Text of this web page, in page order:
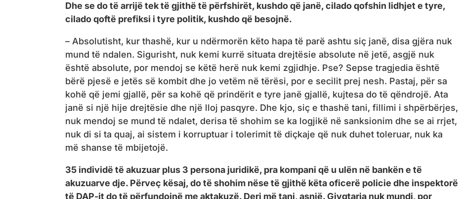
Dhe se do të arrijë tek të gjithë të përfshirët, kushdo që janë, cilado qofshin lidhjet e tyre,
cilado qoftë prefiksi i tyre politik, kushdo që besojnë.
– Absolutisht, kur thashë, kur u ndërmorën këto hapa të parë ashtu siç janë, disa gjëra nuk
mund të ndalen. Sigurisht, nuk kemi kurrë situata drejtësie absolute në jetë, asgjë nuk
është absolute, por mendoj se këtë herë nuk kemi zgjidhje. Pse? Sepse tragjedia është
bërë pjesë e jetës së kombit dhe jo vetëm në tërësi, por e secilit prej nesh. Pastaj, për sa
kohë që jemi gjallë, për sa kohë që prindërit e tyre janë gjallë, kujtesa do të qëndrojë. Ata
janë si një hije drejtësie dhe një lloj pasqyre. Dhe kjo, siç e thashë tani, fillimi i shpërbërjes,
nuk mendoj se mund të ndalet, derisa të shohim se ka logjikë në sanksionim dhe se ai rrjet,
nuk di si ta quaj, ai sistem i korruptuar i tolerimit të diçkaje që nuk duhet toleruar, nuk ka
më shanse të mbijetojë.
35 individë të akuzuar plus 3 persona juridikë, pra kompani që u ulën në bankën e të
akuzuarve dje. Përveç kësaj, do të shohim nëse të gjithë këta oficerë policie dhe inspektorë
të DAP-it do të përfundojnë me aktakuzë. Deri më tani, asnjë. Gjyqtarja nuk mundi, por